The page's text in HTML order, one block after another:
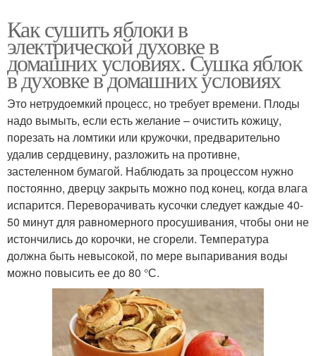
Как сушить яблоки в
электрической духовке в
домашних условиях. Сушка яблок
в духовке в домашних условиях
Это нетрудоемкий процесс, но требует времени. Плоды
надо вымыть, если есть желание – очистить кожицу,
порезать на ломтики или кружочки, предварительно
удалив сердцевину, разложить на противне,
застеленном бумагой. Наблюдать за процессом нужно
постоянно, дверцу закрыть можно под конец, когда влага
испарится. Переворачивать кусочки следует каждые 40-
50 минут для равномерного просушивания, чтобы они не
истончились до корочки, не сгорели. Температура
должна быть невысокой, по мере выпаривания воды
можно повысить ее до 80 °С.